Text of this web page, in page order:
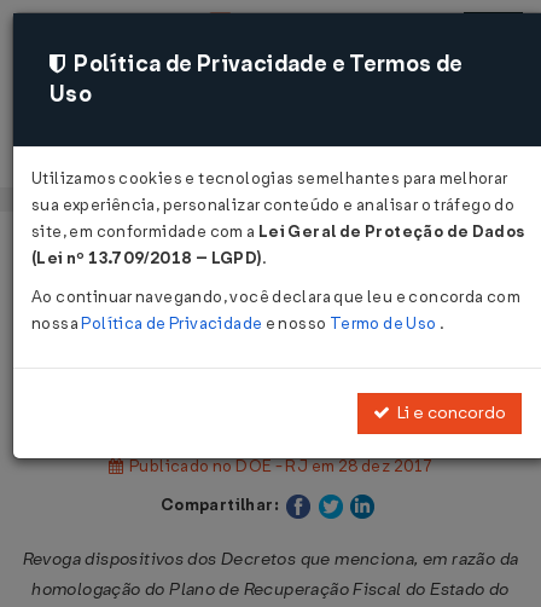
Acessar
Página Inicial
Legislações
Decreto Nº 46207 DE 27/12/2017
Publicado no DOE - RJ em 28 dez 2017
Compartilhar:
Revoga dispositivos dos Decretos que menciona, em razão da
homologação do Plano de Recuperação Fiscal do Estado do
Política de Privacidade e Termos de
Uso
Utilizamos cookies e tecnologias semelhantes para melhorar
sua experiência, personalizar conteúdo e analisar o tráfego do
site, em conformidade com a Lei Geral de Proteção de Dados
(Lei nº 13.709/2018 – LGPD).
Ao continuar navegando, você declara que leu e concorda com
nossaPolítica de Privacidade e nosso Termo de Uso .
Li e concordo